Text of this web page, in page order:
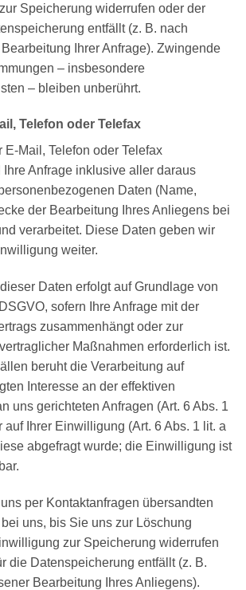
Speicherung widerrufen oder der
entfällt (z. B. nach
Ihrer Anfrage). Zwingende
– insbesondere
– bleiben unberührt.
Telefon oder Telefax
E-Mail, Telefon oder Telefax
Ihre Anfrage inklusive aller daraus
Daten (Name,
der Bearbeitung Ihres Anliegens bei
verarbeitet. Diese Daten geben wir
weiter.
Daten erfolgt auf Grundlage von
sofern Ihre Anfrage mit der
zusammenhängt oder zur
Maßnahmen erforderlich ist.
beruht die Verarbeitung auf
Interesse an der effektiven
uns gerichteten Anfragen (Art. 6 Abs. 1
auf Ihrer Einwilligung (Art. 6 Abs. 1 lit. a
abgefragt wurde; die Einwilligung ist
per Kontaktanfragen übersandten
uns, bis Sie uns zur Löschung
zur Speicherung widerrufen
die Datenspeicherung entfällt (z. B.
Bearbeitung Ihres Anliegens).